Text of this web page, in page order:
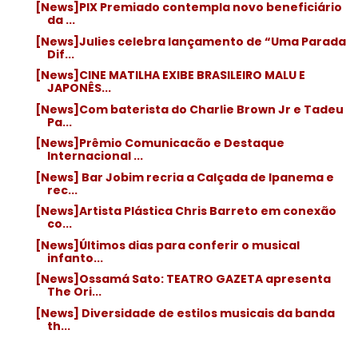
[News]PIX Premiado contempla novo beneficiário
da ...
[News]Julies celebra lançamento de “Uma Parada
Dif...
[News]CINE MATILHA EXIBE BRASILEIRO MALU E
JAPONÊS...
[News]Com baterista do Charlie Brown Jr e Tadeu
Pa...
[News]Prêmio Comunicacão e Destaque
Internacional ...
[News] Bar Jobim recria a Calçada de Ipanema e
rec...
[News]Artista Plástica Chris Barreto em conexão
co...
[News]Últimos dias para conferir o musical
infanto...
[News]Ossamá Sato: TEATRO GAZETA apresenta
The Ori...
[News] Diversidade de estilos musicais da banda
th...